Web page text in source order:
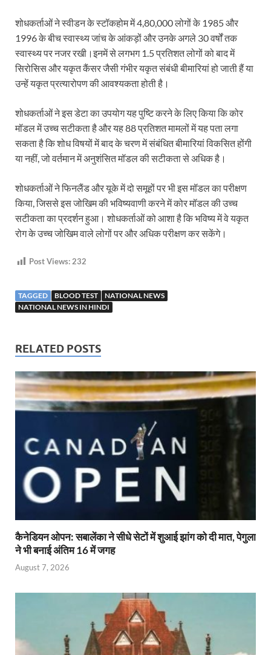
शोधकर्ताओं ने स्वीडन के स्टॉकहोम में 4,80,000 लोगों के 1985 और
1996 के बीच स्वास्थ्य जांच के आंकड़ों और उनके अगले 30 वर्षों तक
स्वास्थ्य पर नजर रखी।इनमें से लगभग 1.5 प्रतिशत लोगों को बाद में
सिरोसिस और यकृत कैंसर जैसी गंभीर यकृत संबंधी बीमारियां हो जाती हैं या
उन्हें यकृत प्रत्यारोपण की आवश्यकता होती है।
शोधकर्ताओं ने इस डेटा का उपयोग यह पुष्टि करने के लिए किया कि कोर
मॉडल में उच्च सटीकता है और यह 88 प्रतिशत मामलों में यह पता लगा
सकता है कि शोध विषयों में बाद के चरण में संबंधित बीमारियां विकसित होंगी
या नहीं, जो वर्तमान में अनुशंसित मॉडल की सटीकता से अधिक है।
शोधकर्ताओं ने फिनलैंड और यूके में दो समूहों पर भी इस मॉडल का परीक्षण
किया, जिससे इस जोखिम की भविष्यवाणी करने में कोर मॉडल की उच्च
सटीकता का प्रदर्शन हुआ। शोधकर्ताओं को आशा है कि भविष्य में वे यकृत
रोग के उच्च जोखिम वाले लोगों पर और अधिक परीक्षण कर सकेंगे।
Post Views:232
TAGGED BLOOD TEST
NATIONAL NEWS
NATIONAL NEWS IN HINDI
RELATED POSTS
कैनेडियन ओपन: सबालेंका ने सीधे सेटों में शुआई झांग को दी मात, पेगुला
ने भी बनाई अंतिम 16 में जगह
August 7, 2026